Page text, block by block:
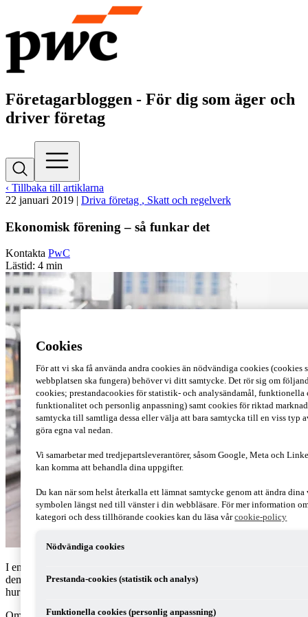
Företagarbloggen - För dig som äger och
driver företag
‹ Tillbaka till artiklarna
22 januari 2019 | Driva företag , Skatt och regelverk
Ekonomisk förening – så funkar det
Kontakta PwC
Lästid: 4 min
I en ekonomisk förening bestämmer alla lika mycket – det är ett
demokratiskt sätt att bedriva verksamhet. Här berättar jag mer om
hur det funkar.
Cookies
För att vi ska få använda andra cookies än nödvändiga cookies (cookies
webbplatsen ska fungera) behöver vi ditt samtycke. Det rör sig om
cookies; prestandacookies för statistik- och analysändamål,
funktionalitet och personlig anpassning) samt cookies för riktad
samtycka till samtliga dessa eller välja att bara samtycka till en viss typ
göra egna val nedan.
Vi samarbetar med tredjepartsleverantörer, såsom Google, Meta och
kan komma att behandla dina uppgifter.
Du kan när som helst återkalla ett lämnat samtycke genom att ändra
symbolen längst ned till vänster i din webbläsare. För mer information
kategori och dess tillhörande cookies kan du läsa vårcookie-policy
Nödvändiga cookies
Prestanda-cookies (statistik och analys)
Funktionella cookies (personlig anpassning)